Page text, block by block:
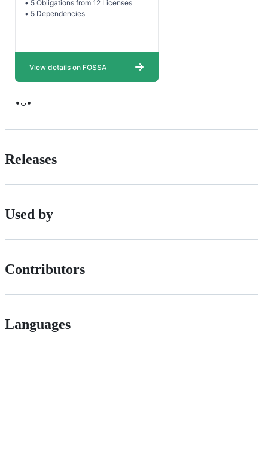
•ᴗ•
Releases
Used by
Contributors
Languages